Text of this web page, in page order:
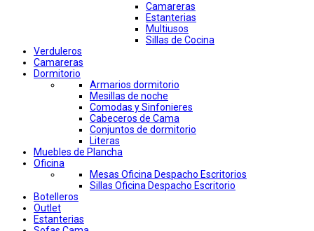
Camareras
Estanterias
Multiusos
Sillas de Cocina
Verduleros
Camareras
Dormitorio
Armarios dormitorio
Mesillas de noche
Comodas y Sinfonieres
Cabeceros de Cama
Conjuntos de dormitorio
Literas
Muebles de Plancha
Oficina
Mesas Oficina Despacho Escritorios
Sillas Oficina Despacho Escritorio
Botelleros
Outlet
Estanterias